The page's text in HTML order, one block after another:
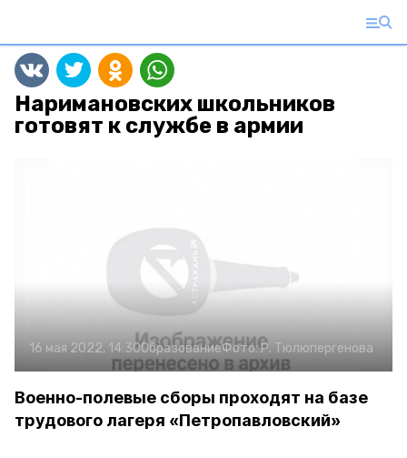
Наримановских школьников
готовят к службе в армии
16 мая 2022, 14:30ОбразованиеФото:Р. Тюлюпергенова
Военно-полевые сборы проходят на базе
трудового лагеря «Петропавловский»